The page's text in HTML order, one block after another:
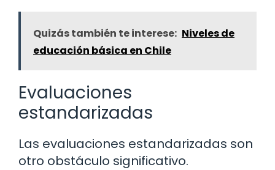
Quizás también te interese: Niveles de
educación básica en Chile
Evaluaciones
estandarizadas
Las evaluaciones estandarizadas son
otro obstáculo significativo.